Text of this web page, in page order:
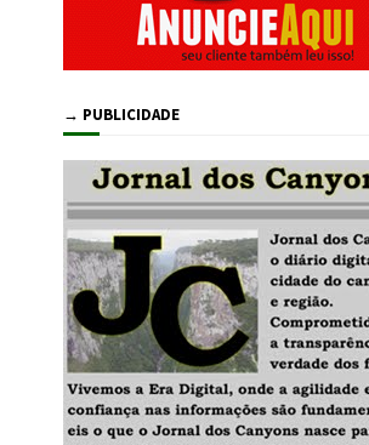
→ PUBLICIDADE